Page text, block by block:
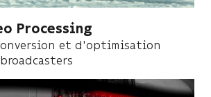
Processing
et d'optimisation